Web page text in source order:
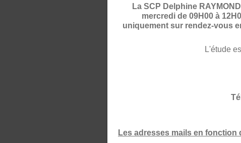
La SCP Delphine
mercredi de 09H00 à
uniquement sur rendez-vous
L'étude
Les adresses mails en